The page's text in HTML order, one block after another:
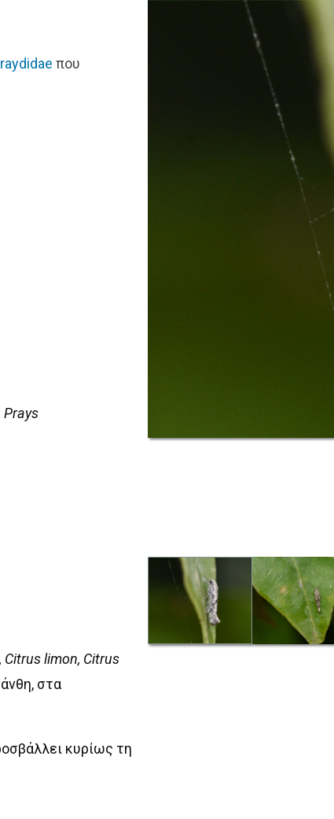
που
Prays
limon, Citrus
στα
κυρίως τη
Crete - photo © K. Bormpoudaki